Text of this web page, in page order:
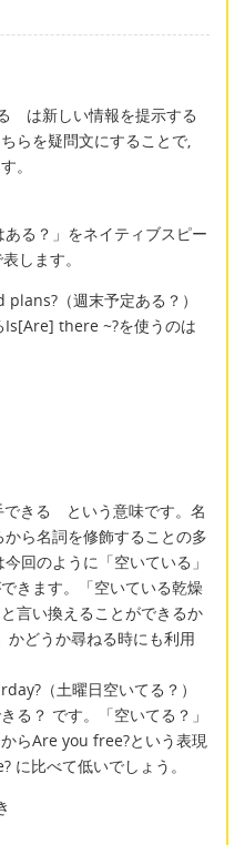
は新しい情報を提示する
らを疑問文にすることで,
。
る？」をネイティブスピー
します。
（週末予定ある？）
there ~?を使うのは
きる という意味です。名
ら名詞を修飾することの多
回のように「空いている」
きます。「空いている乾燥
言い換えることができるか
かどうか尋ねる時にも利用
（土曜日空いてる？）
る？ です。「空いてる？」
らAre you free?という表現
に比べて低いでしょう。